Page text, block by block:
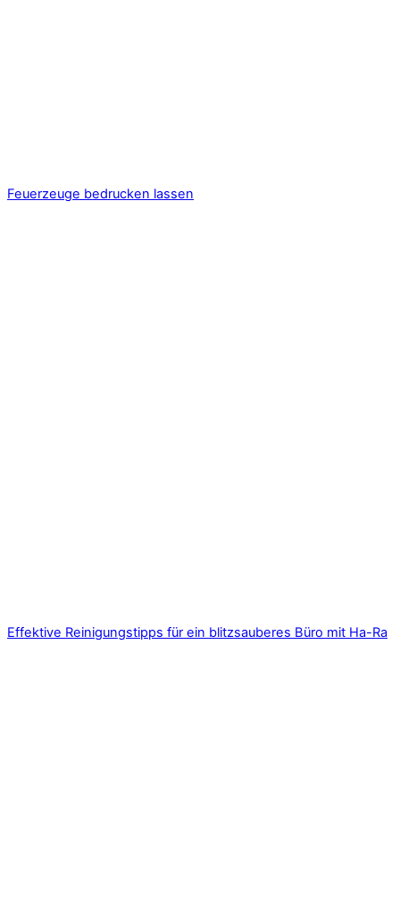
Feuerzeuge bedrucken lassen
Effektive Reinigungstipps für ein blitzsauberes Büro mit Ha-Ra